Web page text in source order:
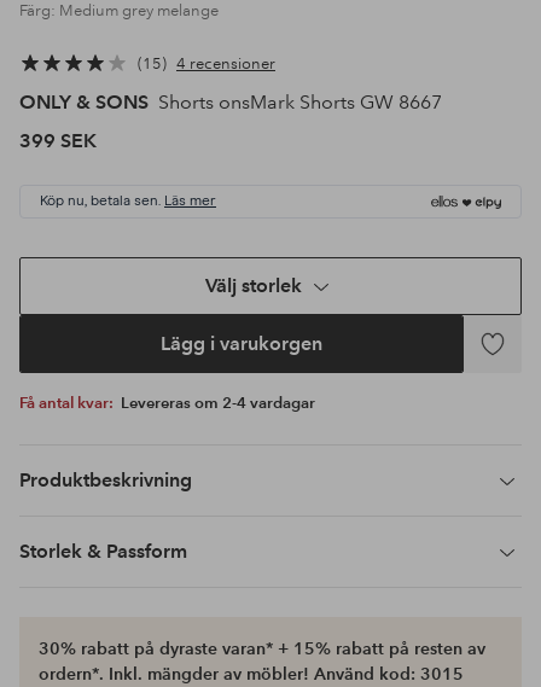
Färg: Medium grey melange
15 4 recensioner
ONLY & SONS Shorts onsMark Shorts GW 8667
399 SEK
Köp nu, betala sen. Läs mer
Välj storlek
Lägg i varukorgen
Lägg
Få antal kvar: Levereras om 2-4 vardagar
Produktbeskrivning
Storlek & Passform
30% rabatt på dyraste varan* + 15% rabatt på resten av
ordern*. Inkl. mängder av möbler! Använd kod: 3015